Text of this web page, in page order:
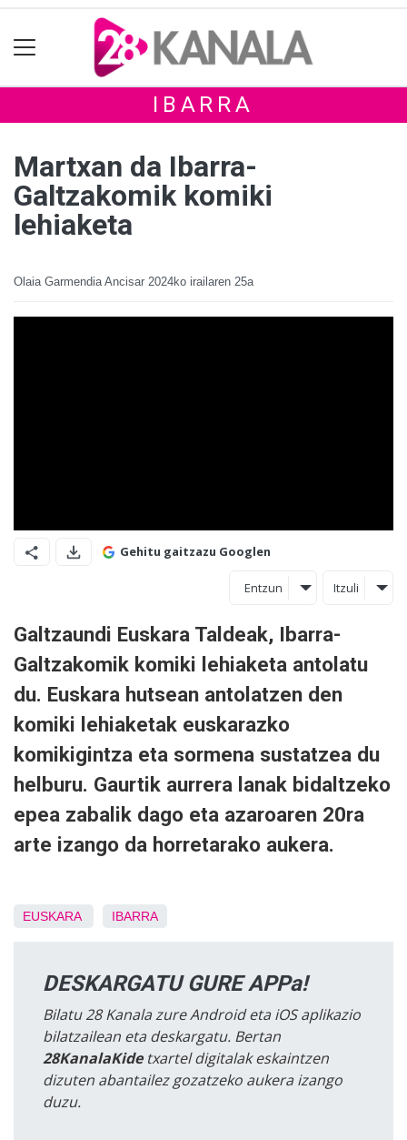
IBARRA
Martxan da Ibarra-
Galtzakomik komiki
lehiaketa
Olaia Garmendia Ancisar 2024ko irailaren 25a
Gehitu gaitzazu Googlen
Entzun Itzuli
Galtzaundi Euskara Taldeak, Ibarra-
Galtzakomik komiki lehiaketa antolatu
du. Euskara hutsean antolatzen den
komiki lehiaketak euskarazko
komikigintza eta sormena sustatzea du
helburu. Gaurtik aurrera lanak bidaltzeko
epea zabalik dago eta azaroaren 20ra
arte izango da horretarako aukera.
EUSKARA IBARRA
DESKARGATU GURE APPa!
Bilatu 28 Kanala zure Android eta iOS aplikazio
bilatzailean eta deskargatu. Bertan
28KanalaKidetxartel digitalak eskaintzen
dizuten abantailez gozatzeko aukera izango
duzu.